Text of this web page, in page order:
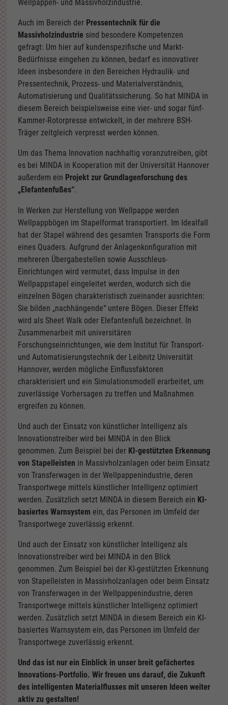
Wellpappen- und Massivholzindustrie.
Auch im Bereich der Pressentechnik für die
Massivholzindustrie sind besondere Kompetenzen
gefragt: Um hier auf kundenspezifische und Markt-
Bedürfnisse eingehen zu können, bedarf es innovativer
Ideen insbesondere in den Bereichen Hydraulik- und
Pressentechnik, Prozess- und Materialverständnis,
Automatisierung und Qualitätssicherung. So hat MINDA in
diesem Bereich beispielsweise eine vier- und sogar fünf-
Kammer-Rotorpresse entwickelt, in der mehrere BSH-
Träger zeitgleich verpresst werden können.
Um das Thema Innovation nachhaltig voranzutreiben, gibt
es bei MINDA in Kooperation mit der Universität Hannover
außerdem ein Projekt zur Grundlagenforschung des
„Elefantenfußes“.
In Werken zur Herstellung von Wellpappe werden
Wellpappbögen im Stapelformat transportiert. Im Idealfall
hat der Stapel während des gesamten Transports die Form
eines Quaders. Aufgrund der Anlagenkonfiguration mit
mehreren Übergabestellen sowie Ausschleus-
Einrichtungen wird vermutet, dass Impulse in den
Wellpappstapel eingeleitet werden, wodurch sich die
einzelnen Bögen charakteristisch zueinander ausrichten:
Sie bilden „nachhängende“ untere Bögen. Dieser Effekt
wird als Sheet Walk oder Elefantenfuß bezeichnet. In
Zusammenarbeit mit universitären
Forschungseinrichtungen, wie dem Institut für Transport-
und Automatisierungstechnik der Leibnitz Universität
Hannover, werden mögliche Einflussfaktoren
charakterisiert und ein Simulationsmodell erarbeitet, um
zuverlässige Vorhersagen zu treffen und Maßnahmen
ergreifen zu können.
Und auch der Einsatz von künstlicher Intelligenz als
Innovationstreiber wird bei MINDA in den Blick
genommen. Zum Beispiel bei der KI-gestützten Erkennung
von Stapelleisten in Massivholzanlagen oder beim Einsatz
von Transferwagen in der Wellpappenindustrie, deren
Transportwege mittels künstlicher Intelligenz optimiert
werden. Zusätzlich setzt MINDA in diesem Bereich ein KI-
basiertes Warnsystem ein, das Personen im Umfeld der
Transportwege zuverlässig erkennt.
Und auch der Einsatz von künstlicher Intelligenz als
Innovationstreiber wird bei MINDA in den Blick
genommen. Zum Beispiel bei der KI-gestützten Erkennung
von Stapelleisten in Massivholzanlagen oder beim Einsatz
von Transferwagen in der Wellpappenindustrie, deren
Transportwege mittels künstlicher Intelligenz optimiert
werden. Zusätzlich setzt MINDA in diesem Bereich ein KI-
basiertes Warnsystem ein, das Personen im Umfeld der
Transportwege zuverlässig erkennt.
Und das ist nur ein Einblick in unser breit gefächertes
Innovations-Portfolio. Wir freuen uns darauf, die Zukunft
des intelligenten Materialflusses mit unseren Ideen weiter
aktiv zu gestalten!